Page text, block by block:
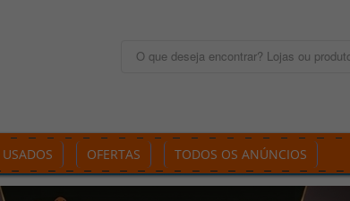
USADOS OFERTAS TODOS OS ANÚNCIOS